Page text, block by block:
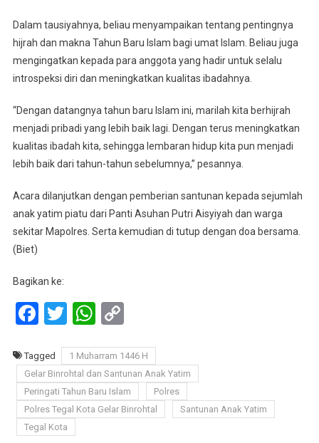
Dalam tausiyahnya, beliau menyampaikan tentang pentingnya
hijrah dan makna Tahun Baru Islam bagi umat Islam. Beliau juga
mengingatkan kepada para anggota yang hadir untuk selalu
introspeksi diri dan meningkatkan kualitas ibadahnya.
“Dengan datangnya tahun baru Islam ini, marilah kita berhijrah
menjadi pribadi yang lebih baik lagi. Dengan terus meningkatkan
kualitas ibadah kita, sehingga lembaran hidup kita pun menjadi
lebih baik dari tahun-tahun sebelumnya,” pesannya.
Acara dilanjutkan dengan pemberian santunan kepada sejumlah
anak yatim piatu dari Panti Asuhan Putri Aisyiyah dan warga
sekitar Mapolres. Serta kemudian di tutup dengan doa bersama.
(Biet)
Bagikan ke:
Facebook
TwitterWhatsApp
Copy
Tagged
1 Muharram 1446 H
Gelar Binrohtal dan Santunan Anak Yatim
Peringati Tahun Baru Islam
Polres
Polres Tegal Kota Gelar Binrohtal
Santunan Anak Yatim
Tegal Kota